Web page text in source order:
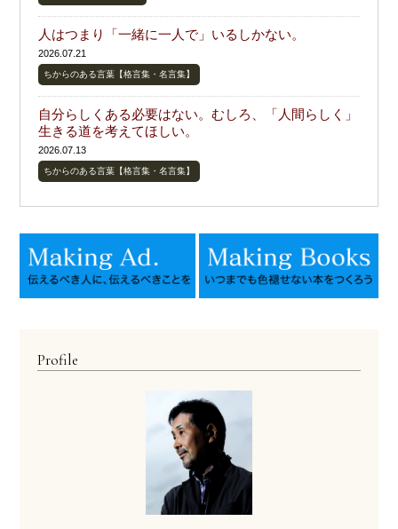
人はつまり「一緒に一人で」いるしかない。
2026.07.21
ちからのある言葉【格言集・名言集】
自分らしくある必要はない。むしろ、「人間らしく」
生きる道を考えてほしい。
2026.07.13
ちからのある言葉【格言集・名言集】
Profile